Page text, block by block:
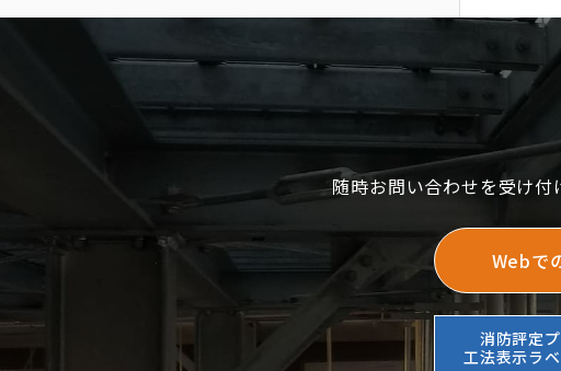
随時お問い合わせを受け付
Webで
消防評定
工法表示ラ